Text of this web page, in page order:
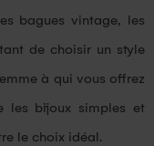
bagues vintage, les
de choisir un style
à qui vous offrez
les bijoux simples et
le choix idéal.